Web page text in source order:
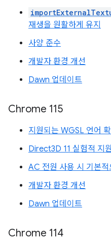
재생을 원활하게 유지
사양 준수
개발자 환경 개선
Dawn 업데이트
Chrome 115
지원되는 WGSL 언어
Direct3D 11 실험적 지원
AC 전원 사용 시 기본
개발자 환경 개선
Dawn 업데이트
Chrome 114